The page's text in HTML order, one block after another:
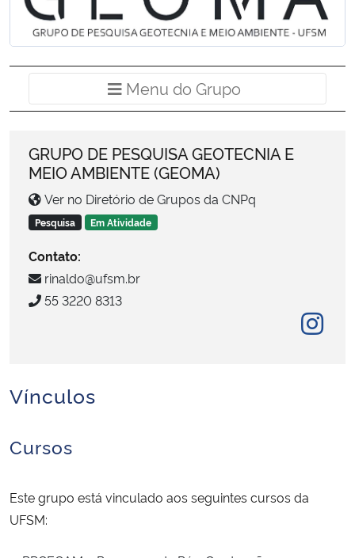
Ministério da Cidadania
Ministério de Minas e Energia
Ministério do Meio Ambiente
Ministério do Turismo
Ministério do Desenvolvimento Regional
Controladoria-Geral da União
Secretaria-Geral
Advocacia-Geral da União
Menu do Grupo
GRUPO DE PESQUISA GEOTECNIA E
MEIO AMBIENTE (GEOMA)
Ver no Diretório de Grupos da CNPq
Pesquisa Em Atividade
Contato:
rinaldo@ufsm.br
55 3220 8313
Vínculos
Cursos
Este grupo está vinculado aos seguintes cursos da
UFSM: